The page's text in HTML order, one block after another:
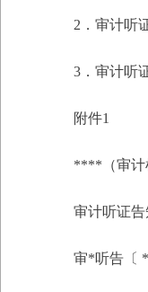
2．审计听
3．审计听
附件1
****（审计
审计听证告
审*听告〔